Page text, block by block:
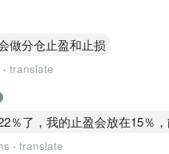
但需要“量确认”，目前没看到
（主路径）
做分仓止盈和止损
· translate
％了，我的止盈会放在15％
· translate